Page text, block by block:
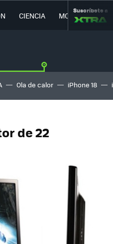
CIENCIA MOVILIDAD
Suscríbete a
Ola de calor iPhone 18
de 22